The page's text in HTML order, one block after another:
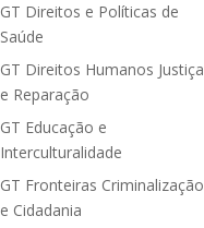
GT Direitos e Políticas de
Saúde
GT Direitos Humanos Justiça
e Reparação
GT Educação e
Interculturalidade
GT Fronteiras Criminalização
e Cidadania